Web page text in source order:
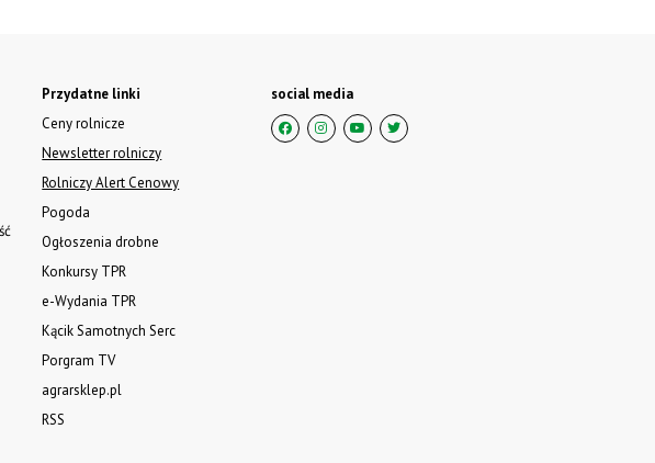
Przydatne linki
Ceny rolnicze
Newsletter rolniczy
Rolniczy Alert Cenowy
Pogoda
Ogłoszenia drobne
Konkursy TPR
e-Wydania TPR
Kącik Samotnych Serc
Porgram TV
agrarsklep.pl
RSS
social media